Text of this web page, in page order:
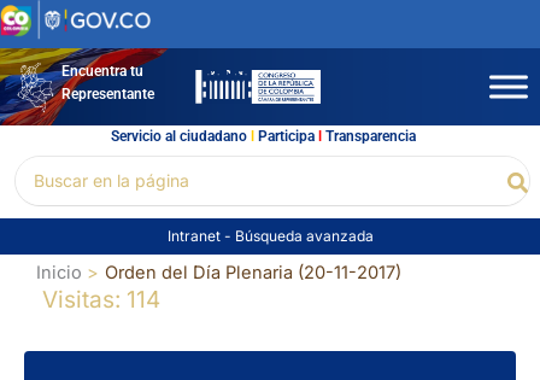
Ir
al
contenidoEncuentra tu
Representante
Servicio al ciudadano l Participal Transparencia
por:
Intranet - Búsqueda avanzada
Inicio Orden del Día Plenaria (20-11-2017)
Visitas: 114